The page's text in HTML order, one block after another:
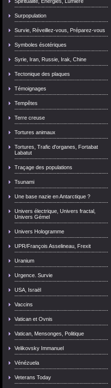
Surpopulation
Survie, Réveillez-vous, Préparez-vous
Symboles ésotériques
Syrie, Iran, Russie, Irak, Chine
Tectonique des plaques
Témoignages
Tempêtes
Terre creuse
Tortures animaux
Tortures, Trafic d'organes, Fortabat
Labatut
Traçage des populations
Tsunami
Une base nazie en Antarctique ?
Univers électrique, Univers fractal,
Univers Gémel
Univers Hologramme
UPR/François Asselineau, Frexit
Uranium
Urgence. Survie
USA, Israël
Vaccins
Vatican et Ovnis
Vatican, Mensonges, Politique
Velikovsky Immanuel
Vénézuela
Veterans Today